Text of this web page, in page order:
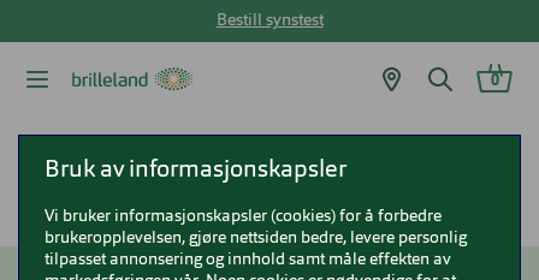
Bestill synstest
0
Se godt og kjør trygt i høst- og vintermørket
Bruk av informasjonskapsler
Vi bruker informasjonskapsler (cookies) for å forbedre
brukeropplevelsen, gjøre nettsiden bedre, levere personlig
tilpasset annonsering og innhold samt måle effekten av